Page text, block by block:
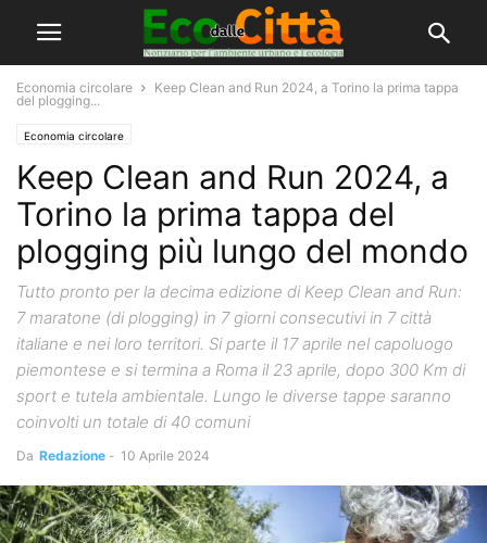
Economia circolare
Keep Clean and Run 2024, a Torino la prima tappa
del plogging...
Economia circolare
Keep Clean and Run 2024, a
Torino la prima tappa del
plogging più lungo del mondo
Tutto pronto per la decima edizione di Keep Clean and Run:
7 maratone (di plogging) in 7 giorni consecutivi in 7 città
italiane e nei loro territori. Si parte il 17 aprile nel capoluogo
piemontese e si termina a Roma il 23 aprile, dopo 300 Km di
sport e tutela ambientale. Lungo le diverse tappe saranno
coinvolti un totale di 40 comuni
Da Redazione - 10 Aprile 2024